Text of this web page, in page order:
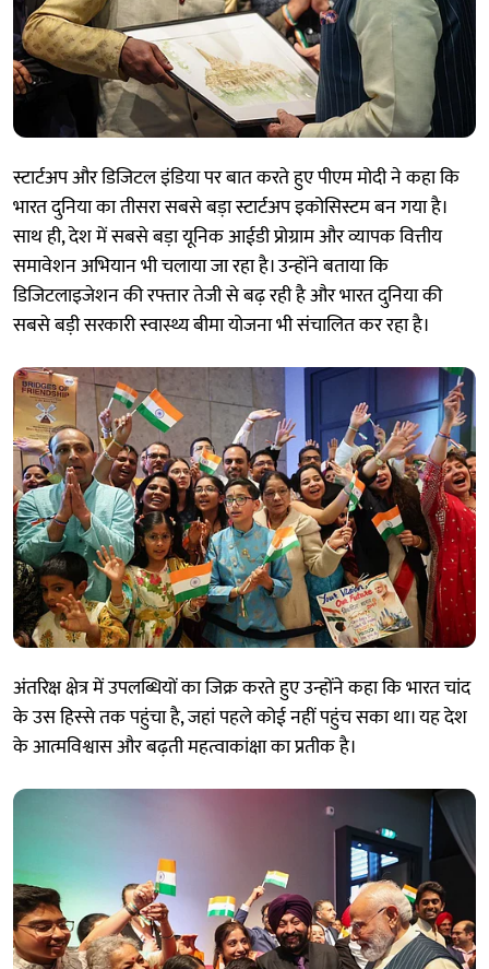
स्टार्टअप और डिजिटल इंडिया पर बात करते हुए पीएम मोदी ने कहा कि
भारत दुनिया का तीसरा सबसे बड़ा स्टार्टअप इकोसिस्टम बन गया है।
साथ ही, देश में सबसे बड़ा यूनिक आईडी प्रोग्राम और व्यापक वित्तीय
समावेशन अभियान भी चलाया जा रहा है। उन्होंने बताया कि
डिजिटलाइजेशन की रफ्तार तेजी से बढ़ रही है और भारत दुनिया की
सबसे बड़ी सरकारी स्वास्थ्य बीमा योजना भी संचालित कर रहा है।
अंतरिक्ष क्षेत्र में उपलब्धियों का जिक्र करते हुए उन्होंने कहा कि भारत चांद
के उस हिस्से तक पहुंचा है, जहां पहले कोई नहीं पहुंच सका था। यह देश
के आत्मविश्वास और बढ़ती महत्वाकांक्षा का प्रतीक है।